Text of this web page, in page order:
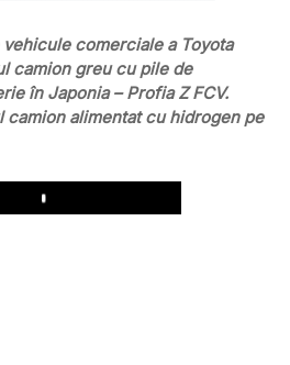
comerciale a Toyota
camion greu cu pile de
în Japonia – Profia Z FCV.
camion alimentat cu hidrogen pe
Play